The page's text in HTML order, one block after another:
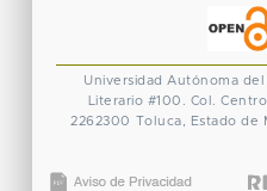
Universidad Autónoma
Literario #100. Col. Centro
2262300 Toluca, Estado de